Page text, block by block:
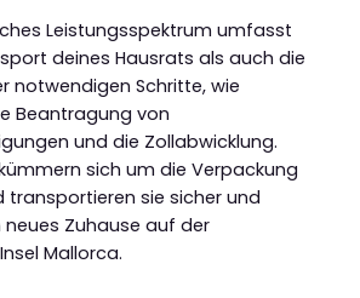
Leistungsspektrum umfasst
deines Hausrats als auch die
notwendigen Schritte, wie
Beantragung von
und die Zollabwicklung.
sich um die Verpackung
transportieren sie sicher und
Zuhause auf der
Mallorca.